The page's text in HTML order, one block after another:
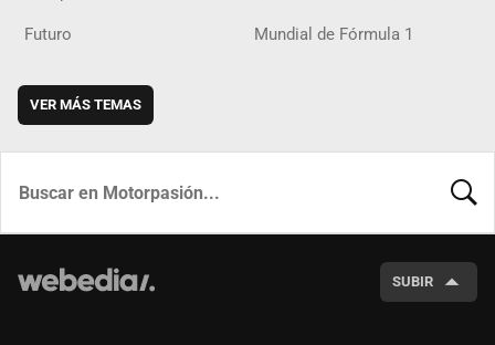
Futuro Mundial de Fórmula 1
VER MÁS TEMAS
SUBIR